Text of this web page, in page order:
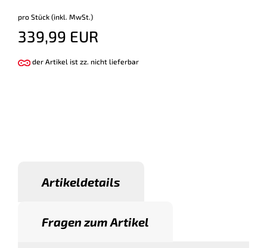
pro Stück (inkl. MwSt.)
339,99 EUR
der Artikel ist zz. nicht lieferbar
Artikeldetails
Fragen zum Artikel